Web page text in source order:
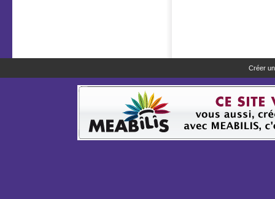
Créer